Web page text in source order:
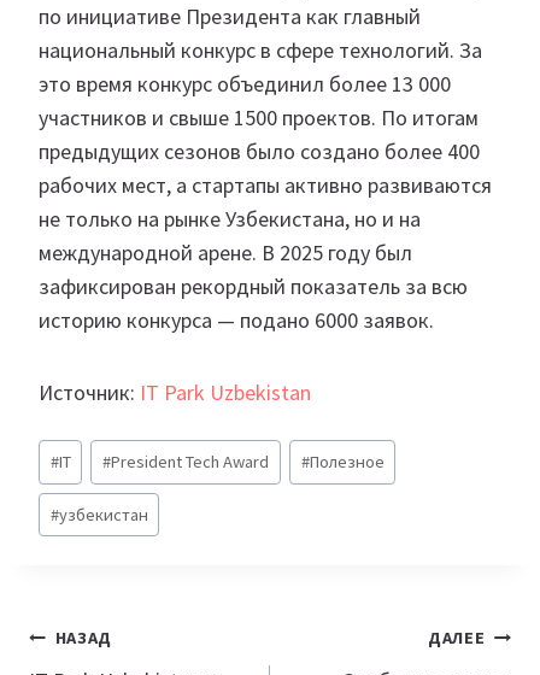
по инициативе Президента как главный
национальный конкурс в сфере технологий. За
это время конкурс объединил более 13 000
участников и свыше 1500 проектов. По итогам
предыдущих сезонов было создано более 400
рабочих мест, а стартапы активно развиваются
не только на рынке Узбекистана, но и на
международной арене. В 2025 году был
зафиксирован рекордный показатель за всю
историю конкурса — подано 6000 заявок.
Источник: IT Park Uzbekistan
Метки
записи:
#IT #President Tech Award #Полезное
#узбекистан
Навигация
НАЗАД ДАЛЕЕ